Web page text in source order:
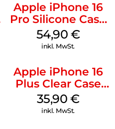
Apple iPhone 16
Pro Silicone Case
MagSafe Black
54,90 €
inkl. MwSt.
Apple iPhone 16
Plus Clear Case
MagSafe
Transparent
35,90 €
inkl. MwSt.